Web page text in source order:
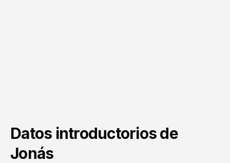
Datos introductorios de
Jonás